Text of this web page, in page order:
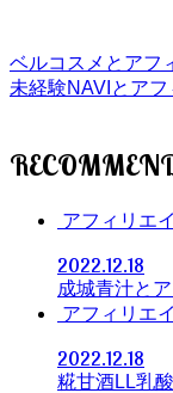
ベルコスメとアフ
未経験NAVIとア
アフィリエ
2022.12.18
成城青汁と
アフィリエ
2022.12.18
糀甘酒LL乳